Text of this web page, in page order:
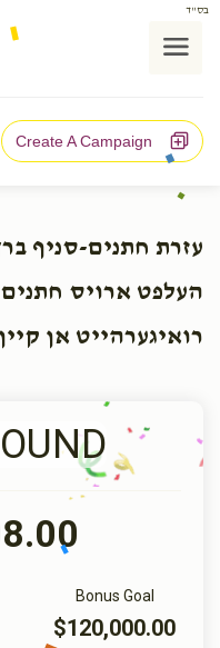
בס"ד
Create A Campaign
עזרת חתנים-סניף
העלפט ארויס חתנים
רואיגערהייט אן
Bonus Goal
$120,000.00